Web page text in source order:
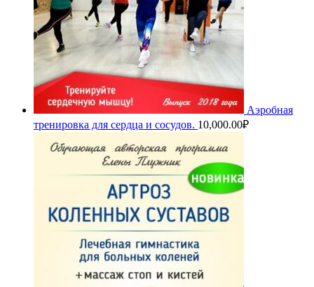
Аэробная
тренировка для сердца и сосудов. 10,000.00₽